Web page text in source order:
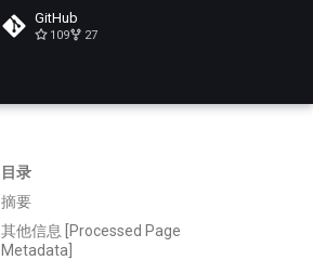
GitHub
109 27
目录
摘要
其他信息 [Processed Page
Metadata]